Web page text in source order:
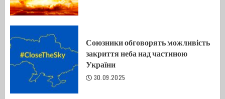
Союзники обговорять можливість
закриття неба над частиною
України
30.09.2025